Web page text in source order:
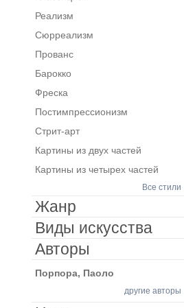
Реализм
Сюрреализм
Прованс
Барокко
Фреска
Постимпрессионизм
Стрит-арт
Картины из двух частей
Картины из четырех частей
Все стили
Жанр
Виды искусства
Авторы
Порпора, Паоло
другие авторы